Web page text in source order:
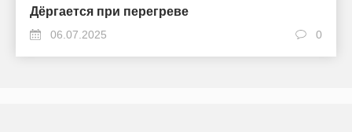
Дёргается при перегреве
06.07.2025 0